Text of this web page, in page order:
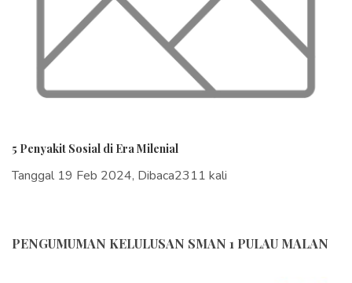
PENGUMUMAN KELULUSAN SMAN 1 PULAU MALAN
5 Penyakit Sosial di Era Milenial
Tanggal 19 Feb 2024, Dibaca2311 kali